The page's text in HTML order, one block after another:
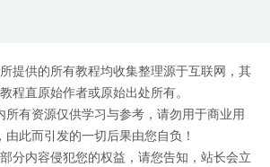
提供的所有教程均收集整理源于互联网，其
程直原始作者或原始出处所有。
所有资源仅供学习与参考，请勿用于商业用
由此而引发的一切后果由您自负！
分内容侵犯您的权益，请您告知，站长会立